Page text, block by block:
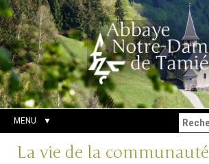
Aller
au
contenu.
|
Aller
à
la
navigation
Outils
personnels
Chercher par
Recherche
avancée…
MENU
Navigation
La vie de la communauté